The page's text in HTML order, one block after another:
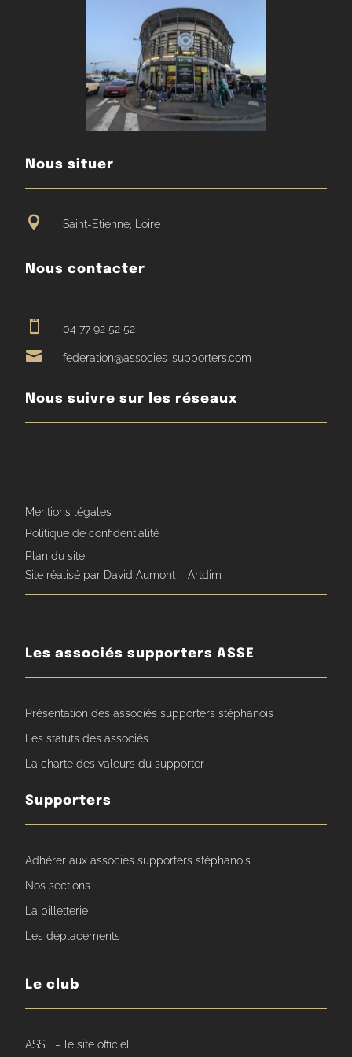
Nous situer
 Saint-Etienne, Loire
Nous contacter
 04 77 92 52 52
 federation@associes-supporters.com
Nous suivre sur les réseaux
Mentions légales
Politique de confidentialité
Plan du site
Site réalisé par David Aumont – Artdim
Les associés supporters ASSE
Présentation des associés supporters stéphanois
Les statuts des associés
La charte des valeurs du supporter
Supporters
Adhérer aux associés supporters stéphanois
Nos sections
La billetterie
Les déplacements
Le club
ASSE – le site officiel